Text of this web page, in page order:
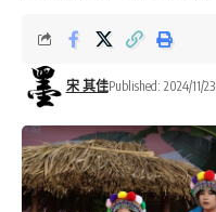
宋 其佳Published: 2024/11/23